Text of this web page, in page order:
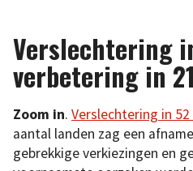
Verslechtering
verbetering in 21
Zoom in. Verslechtering in 52
aantal landen zag een
gebrekkige verkiezingen en